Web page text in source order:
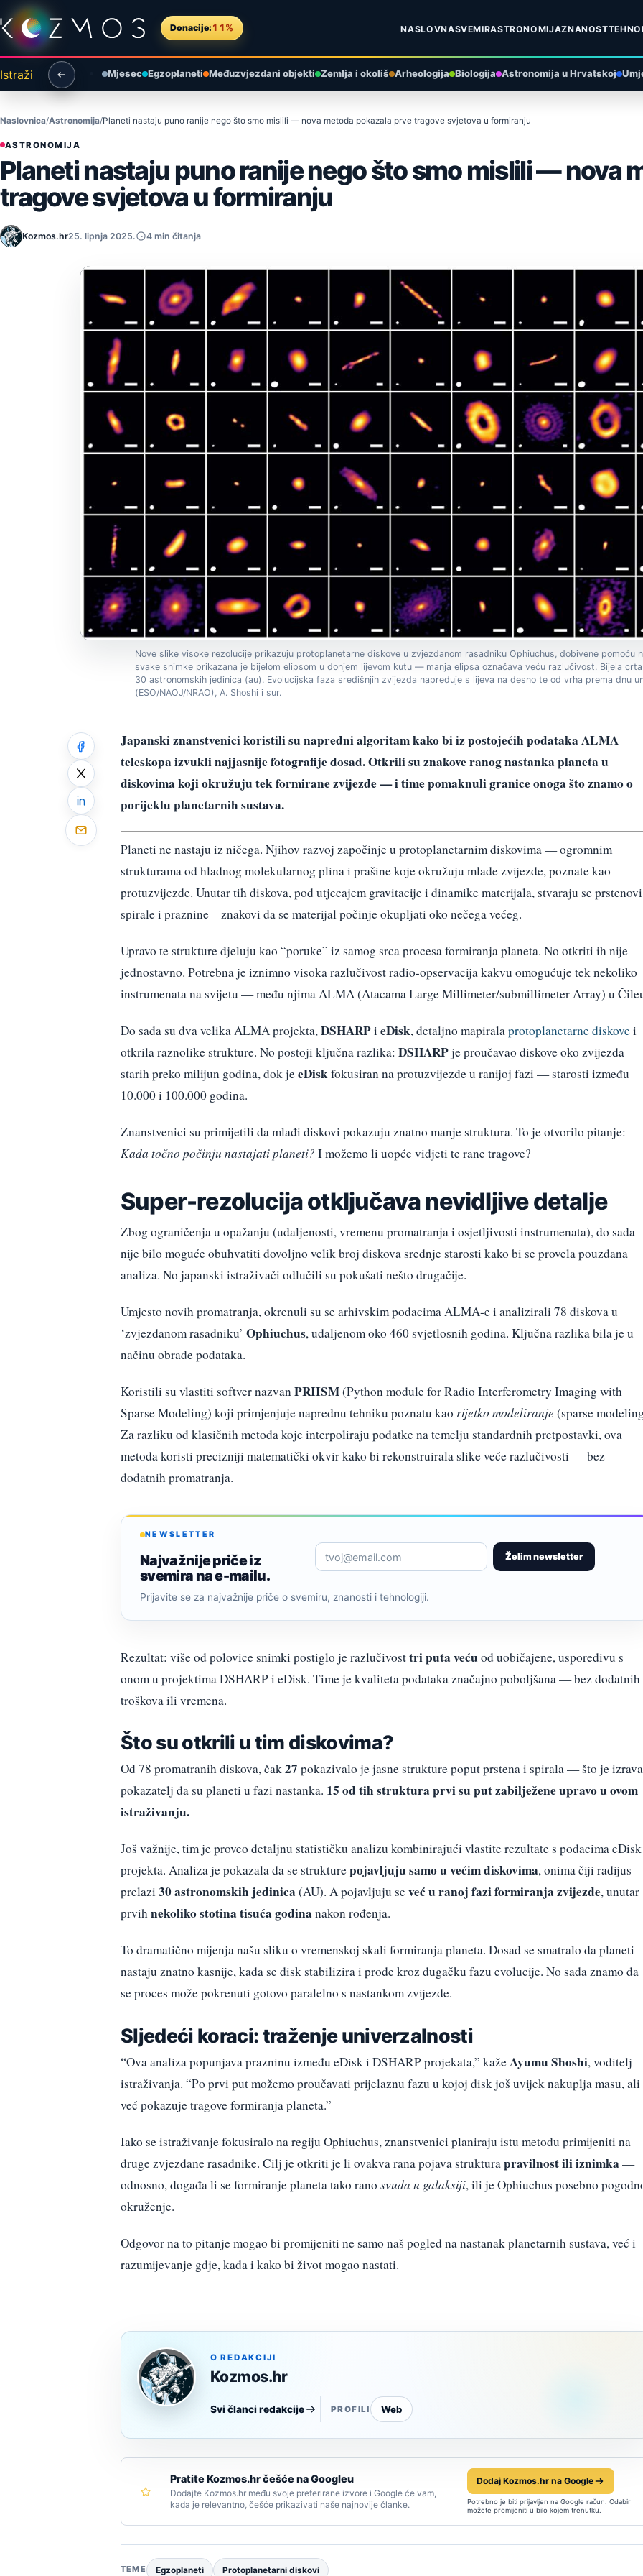
Preskoči na sadržaj
Donacije: 11% NASLOVNASVEMIRASTRONOMIJAZNANOST
Istraži Mjesec Egzoplaneti Međuzvjezdani objekti Zemlja i okoliš Arheologija Biologija Astronomija u Hrvatskoj
Naslovnica Astronomija Planeti nastaju puno ranije nego što smo mislili — nova metoda pokazala prve tragove svjetova u formiranju
ASTRONOMIJA
Planeti nastaju puno ranije nego što smo mislili — nova
tragove svjetova u formiranju
Kozmos.hr25. lipnja 2025. 4 min čitanja
Nove slike visoke rezolucije prikazuju protoplanetarne diskove u zvjezdanom rasadniku Ophiuchus, dobivene pomoću
svake snimke prikazana je bijelom elipsom u donjem lijevom kutu — manja elipsa označava veću razlučivost. Bijela
30 astronomskih jedinica (au). Evolucijska faza središnjih zvijezda napreduje s lijeva na desno te od vrha prema dnu
(ESO/NAOJ/NRAO), A. Shoshi i sur.
Japanski znanstvenici koristili su napredni algoritam kako bi iz postojećih podataka ALMA
teleskopa izvukli najjasnije fotografije dosad. Otkrili su znakove ranog nastanka planeta u
diskovima koji okružuju tek formirane zvijezde — i time pomaknuli granice onoga što znamo o
porijeklu planetarnih sustava.
Planeti ne nastaju iz ničega. Njihov razvoj započinje u protoplanetarnim diskovima — ogromnim
strukturama od hladnog molekularnog plina i prašine koje okružuju mlade zvijezde, poznate kao
protuzvijezde. Unutar tih diskova, pod utjecajem gravitacije i dinamike materijala, stvaraju se
spirale i praznine – znakovi da se materijal počinje okupljati oko nečega većeg.
Upravo te strukture djeluju kao “poruke” iz samog srca procesa formiranja planeta. No otkriti ih nije
jednostavno. Potrebna je iznimno visoka razlučivost radio-opservacija kakvu omogućuje tek nekoliko
instrumenata na svijetu — među njima ALMA (Atacama Large Millimeter/submillimeter Array) u
Do sada su dva velika ALMA projekta,DSHARPi eDisk, detaljno mapiralaprotoplanetarne diskovei
otkrila raznolike strukture. No postoji ključna razlika: DSHARPje proučavao diskove oko zvijezda
starih preko milijun godina, dok jeeDiskfokusiran na protuzvijezde u ranijoj fazi — starosti između
10.000 i 100.000 godina.
Znanstvenici su primijetili da mlađi diskovi pokazuju znatno manje struktura. To je otvorilo pitanje:
Kada točno počinju nastajati planeti? I možemo li uopće vidjeti te rane tragove?
Super-rezolucija otključava nevidljive detalje
Zbog ograničenja u opažanju (udaljenosti, vremenu promatranja i osjetljivosti instrumenata), do sada
nije bilo moguće obuhvatiti dovoljno velik broj diskova srednje starosti kako bi se provela pouzdana
analiza. No japanski istraživači odlučili su pokušati nešto drugačije.
Umjesto novih promatranja, okrenuli su se arhivskim podacima ALMA-e i analizirali 78 diskova u
‘zvjezdanom rasadniku’ Ophiuchus, udaljenom oko 460 svjetlosnih godina. Ključna razlika bila je u
načinu obrade podataka.
Koristili su vlastiti softver nazvanPRIISM(Python module for Radio Interferometry Imaging with
Sparse Modeling) koji primjenjuje naprednu tehniku poznatu kao rijetko modeliranje (sparse
Za razliku od klasičnih metoda koje interpoliraju podatke na temelju standardnih pretpostavki, ova
metoda koristi precizniji matematički okvir kako bi rekonstruirala slike veće razlučivosti — bez
dodatnih promatranja.
NEWSLETTER
Najvažnije priče iz
svemira na e-mailu.
Želim newsletter
Prijavite se za najvažnije priče o svemiru, znanosti i tehnologiji.
Rezultat: više od polovice snimki postiglo je razlučivosttri puta većuod uobičajene, usporedivu s
onom u projektima DSHARP i eDisk. Time je kvaliteta podataka značajno poboljšana — bez dodatnih
troškova ili vremena.
Što su otkrili u tim diskovima?
Od 78 promatranih diskova, čak27 pokazivalo je jasne strukture poput prstena i spirala — što je
pokazatelj da su planeti u fazi nastanka. 15 od tih struktura prvi su put zabilježene upravo u ovom
istraživanju.
Još važnije, tim je proveo detaljnu statističku analizu kombinirajući vlastite rezultate s podacima eDisk
projekta. Analiza je pokazala da se strukturepojavljuju samo u većim diskovima, onima čiji radijus
prelazi 30 astronomskih jedinica (AU). A pojavljuju seveć u ranoj fazi formiranja zvijezde, unutar
prvihnekoliko stotina tisuća godina nakon rođenja.
To dramatično mijenja našu sliku o vremenskoj skali formiranja planeta. Dosad se smatralo da planeti
nastaju znatno kasnije, kada se disk stabilizira i prođe kroz dugačku fazu evolucije. No sada znamo da
se proces može pokrenuti gotovo paralelno s nastankom zvijezde.
Sljedeći koraci: traženje univerzalnosti
“Ova analiza popunjava prazninu između eDisk i DSHARP projekata,” kažeAyumu Shoshi, voditelj
istraživanja. “Po prvi put možemo proučavati prijelaznu fazu u kojoj disk još uvijek nakuplja masu, ali
već pokazuje tragove formiranja planeta.”
Iako se istraživanje fokusiralo na regiju Ophiuchus, znanstvenici planiraju istu metodu primijeniti na
druge zvjezdane rasadnike. Cilj je otkriti je li ovakva rana pojava strukturapravilnost ili iznimka —
odnosno, događa li se formiranje planeta tako rano svuda u galaksiji, ili je Ophiuchus posebno
okruženje.
Odgovor na to pitanje mogao bi promijeniti ne samo naš pogled na nastanak planetarnih sustava, već i
razumijevanje gdje, kada i kako bi život mogao nastati.
O REDAKCIJI
Kozmos.hr
Svi članci redakcije PROFILI Web
Pratite Kozmos.hr češće na Googleu
Dodajte Kozmos.hr među svoje preferirane izvore i Google će vam,
kada je relevantno, češće prikazivati naše najnovije članke.
Dodaj Kozmos.hr na Google
Potrebno je biti prijavljen na Google račun. Odabir
možete promijeniti u bilo kojem trenutku.
TEME Egzoplaneti Protoplanetarni diskovi